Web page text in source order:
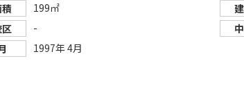
199㎡
-
1997年 4月